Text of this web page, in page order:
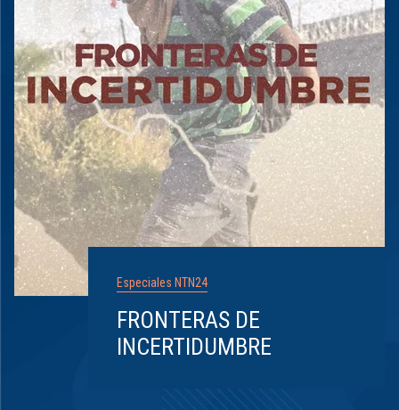
Especiales NTN24
FRONTERAS DE
INCERTIDUMBRE